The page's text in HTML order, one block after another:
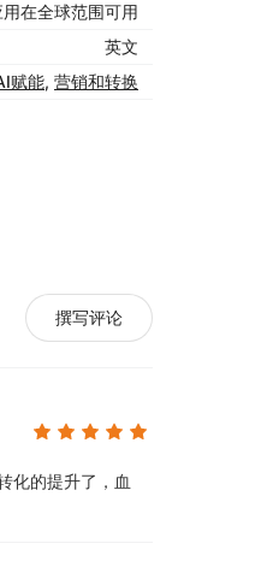
在全球范围可用
英文
赋能, 营销和转换
撰写评论
化的提升了，血